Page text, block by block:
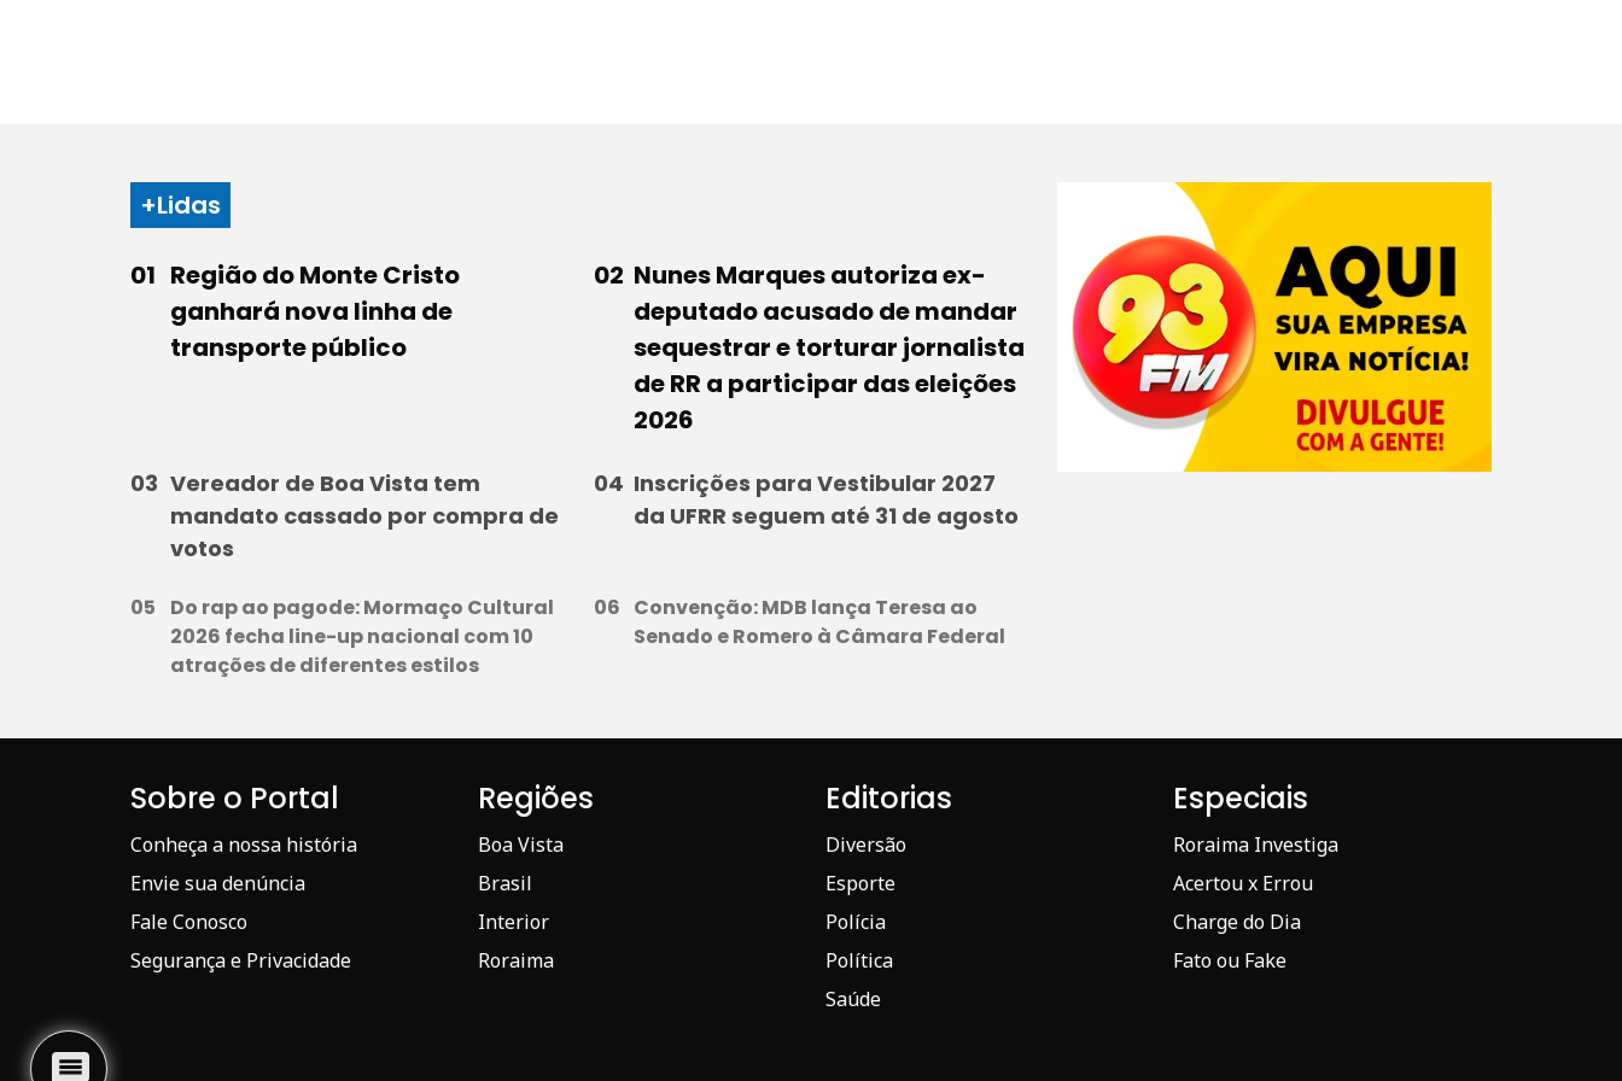
+Lidas
Região do Monte Cristo
ganhará nova linha de
transporte público
Nunes Marques autoriza ex-
deputado acusado de mandar
sequestrar e torturar jornalista
de RR a participar das eleições
2026
Vereador de Boa Vista tem
mandato cassado por compra de
votos
Inscrições para Vestibular 2027
da UFRR seguem até 31 de agosto
Do rap ao pagode: Mormaço Cultural
2026 fecha line-up nacional com 10
atrações de diferentes estilos
Convenção: MDB lança Teresa ao
Senado e Romero à Câmara Federal
Sobre o Portal
Conheça a nossa história
Envie sua denúncia
Fale Conosco
Segurança e Privacidade
Regiões
Boa Vista
Brasil
Interior
Roraima
Editorias
Diversão
Esporte
Polícia
Política
Saúde
Especiais
Roraima Investiga
Acertou x Errou
Charge do Dia
Fato ou Fake